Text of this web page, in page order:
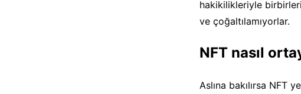
hakikilikleriyle
ve çoğaltılamıyorlar.
NFT nasıl
Aslına bakılırsa NFT